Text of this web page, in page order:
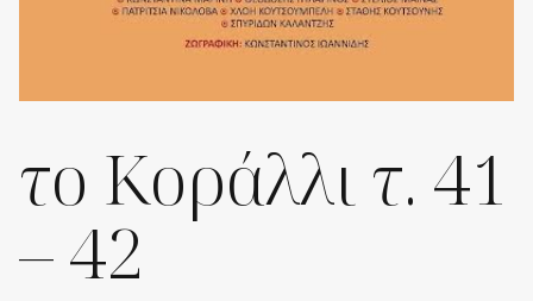
το Κοράλλι τ. 41
– 42